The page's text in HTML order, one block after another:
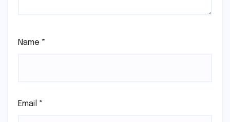
Name *
Email *